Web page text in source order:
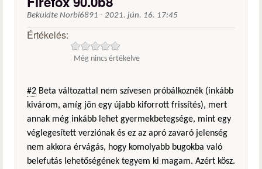
Beküldte Norbi6891 - 2021. jún. 16. 17:45
Értékelés:
Még nincs értékelve
#2 Beta változattal nem szívesen próbálkoznék (inkább
kivárom, amíg jön egy újabb kiforrott frissítés), mert
annak még inkább lehet gyermekbetegsége, mint egy
véglegesített verziónak és ez az apró zavaró jelenség
nem akkora érvágás, hogy komolyabb bugokba való
belefutás lehetőségének tegyem ki magam. Azért kösz.